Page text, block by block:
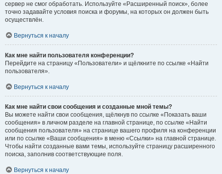
сервер не смог обработать. Используйте «Расширенный поиск», более
точно задавайте условия поиска и форумы, на которых он должен быть
осуществлён.
Вернуться к началу
Как мне найти пользователя конференции?
Перейдите на страницу «Пользователи» и щёлкните по ссылке «Найти
пользователя».
Вернуться к началу
Как мне найти свои сообщения и созданные мной темы?
Вы можете найти свои сообщения, щёлкнув по ссылке «Показать ваши
сообщения» в личном разделе на главной странице, по ссылке «Найти
сообщения пользователя» на странице вашего профиля на конференции
или по ссылке «Ваши сообщения» в меню «Ссылки» на главной странице.
Чтобы найти созданные вами темы, используйте страницу расширенного
поиска, заполнив соответствующие поля.
Вернуться к началу